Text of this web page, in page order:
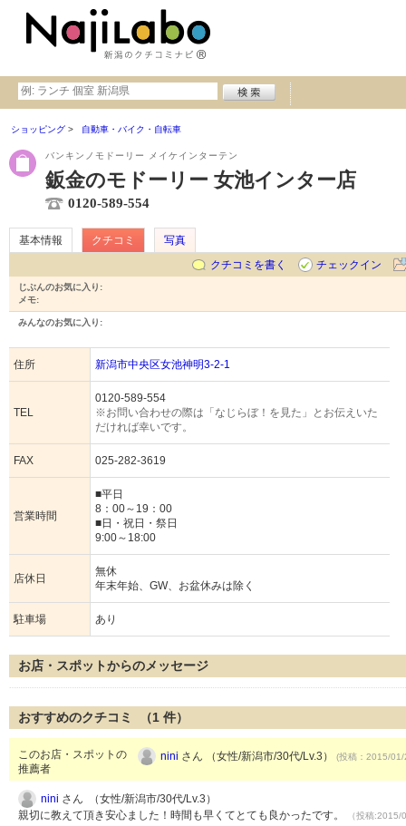
ショッピング 自動車・バイク・自転車
バンキンノモドーリー メイケインターテン
鈑金のモドーリー 女池インター店
0120-589-554
基本情報 クチコミ
写真
クチコミを書く
チェックイン
じぶんのお気に入り:
メモ:
みんなのお気に入り:
住所 新潟市中央区女池神明3-2-1
TEL
0120-589-554
※お問い合わせの際は「なじらぼ！を見た」とお伝えいた
だければ幸いです。
FAX 025-282-3619
営業時間
■平日
8：00～19：00
■日・祝日・祭日
9:00～18:00
店休日
無休
年末年始、GW、お盆休みは除く
駐車場 あり
お店・スポットからのメッセージ
おすすめのクチコミ （1 件）
このお店・スポットの
推薦者
nini さん （女性/新潟市/30代/Lv.3） (投稿：2015/
nini さん （女性/新潟市/30代/Lv.3）
親切に教えて頂き安心ました！時間も早くてとても良かったです。
（投稿